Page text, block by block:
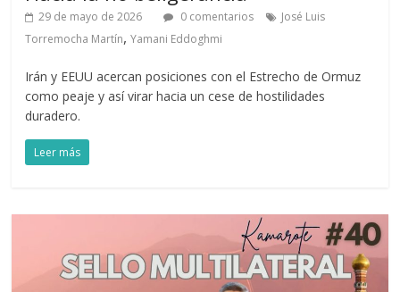
29 de mayo de 2026 0 comentarios
José Luis
Torremocha Martín,Yamani Eddoghmi
Irán y EEUU acercan posiciones con el Estrecho de Ormuz
como peaje y así virar hacia un cese de hostilidades
duradero.
Leer más